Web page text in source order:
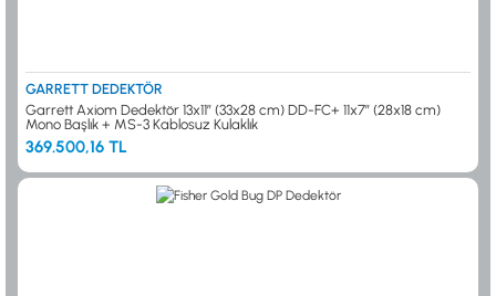
GARRETT DEDEKTÖR
Garrett Axiom Dedektör 13x11” (33x28 cm) DD-FC+ 11x7” (28x18 cm)
Mono Başlık + MS-3 Kablosuz Kulaklık
369.500,16 TL